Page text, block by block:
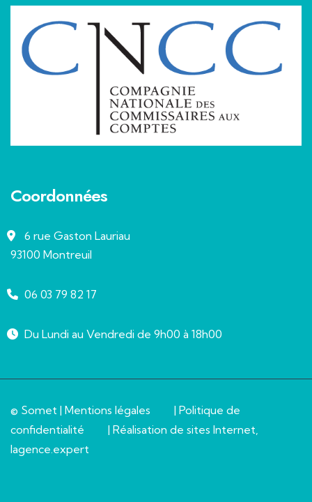
Coordonnées
6 rue Gaston Lauriau
93100 Montreuil
06 03 79 82 17
Du Lundi au Vendredi de 9h00 à 18h00
© Somet | Mentions légales | Politique de
confidentialité
| Réalisation de sites Internet,
lagence.expert